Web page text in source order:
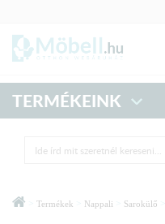
TERMÉKEINK
Termékek Nappali Sarokülő